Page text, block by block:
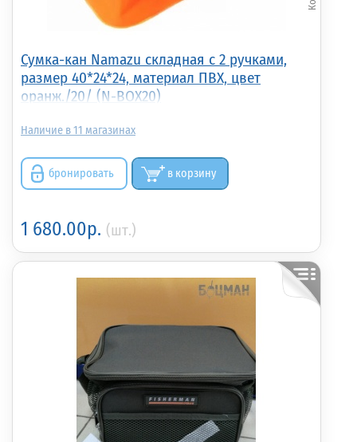
Сумка-кан Namazu складная с 2 ручками,
размер 40*24*24, материал ПВХ, цвет
оранж./20/ (N-BOX20)
11
бронировать в корзину
1 680.00р. (шт.)